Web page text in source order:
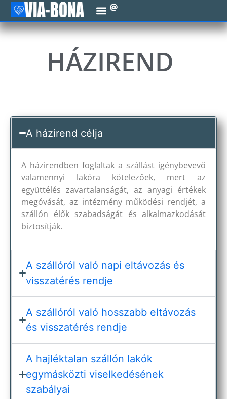
HÁZIREND
A házirend célja
A házirendben foglaltak a szállást igénybevevő
valamennyi lakóra kötelezőek, mert az
együttélés zavartalanságát, az anyagi értékek
megóvását, az intézmény működési rendjét, a
szállón élők szabadságát és alkalmazkodását
biztosítják.
A szállóról való napi eltávozás és
visszatérés rendje
A szállóról való hosszabb eltávozás
és visszatérés rendje
A hajléktalan szállón lakók
egymásközti viselkedésének
szabályai